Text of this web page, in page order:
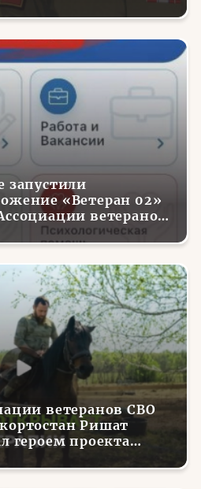
запустили
«Ветеран 02»
ветеранов
ветеранов СВО
Ришат
героем проекта
«Держи удар! С